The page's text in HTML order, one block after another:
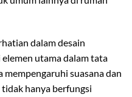
dalam desain
utama dalam tata
suasana dan
tidak hanya berfungsi